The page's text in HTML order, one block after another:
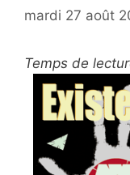
mardi 27 août
Temps de